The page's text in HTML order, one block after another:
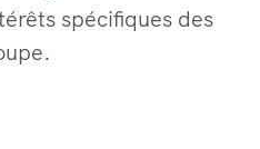
spécifiques des